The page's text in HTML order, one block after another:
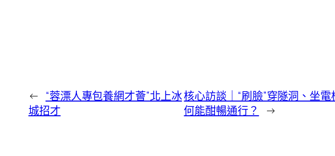
← “蓉漂人專包養網才薈”北上冰
城招才
核心訪談｜“刷臉”穿隧洞、坐
何能酣暢通行？
→